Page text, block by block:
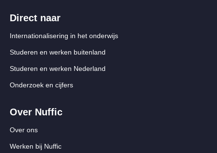
Direct naar
Internationalisering in het onderwijs
Studeren en werken buitenland
Studeren en werken Nederland
Onderzoek en cijfers
Over Nuffic
Over ons
Werken bij Nuffic